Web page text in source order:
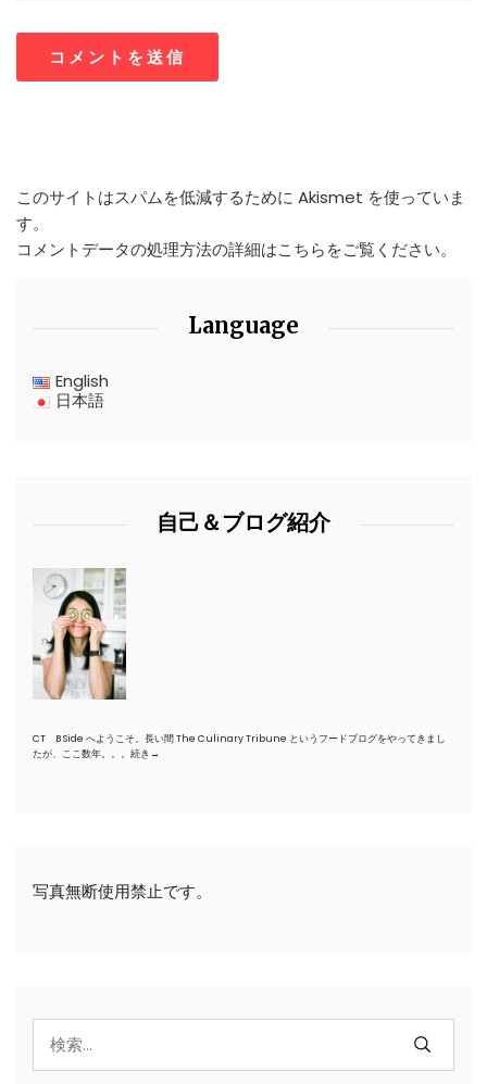
このサイトはスパムを低減するために Akismet を使っていま
す。
コメントデータの処理方法の詳細はこちらをご覧ください。
Language
English
日本語
自己＆ブログ紹介
CT B Side へようこそ。長い間 The Culinary Tribune というフードブログをやってきまし
たが、ここ数年。。。 続き→
写真無断使用禁止です。